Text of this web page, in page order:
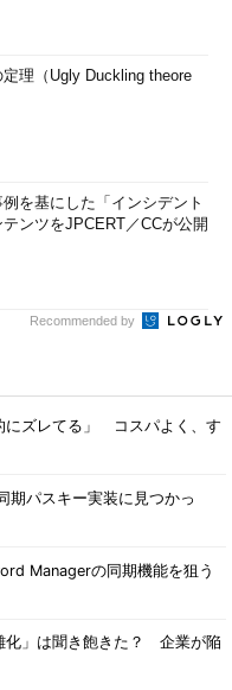
理（Ugly Duckling theore
を基にした「インシデント
ンツをJPCERT／CCが公開
Recommended by
にズレてる」 コスパよく、す
パスキー実装に見つかっ
Managerの同期機能を狙う
化」は聞き飽きた？ 企業が陥